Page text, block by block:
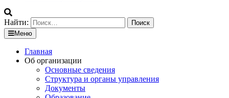
Найти:
Меню
Главная
Об организации
Основные сведения
Структура и органы управления
Документы